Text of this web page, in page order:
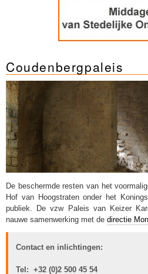
Coudenbergpaleis
De beschermde resten van het
Hof van Hoogstraten onder het
publiek. De vzw Paleis van Keizer
nauwe samenwerking met de directie
Contact en inlichtingen:
Tel: +32 (0)2 500 45 54